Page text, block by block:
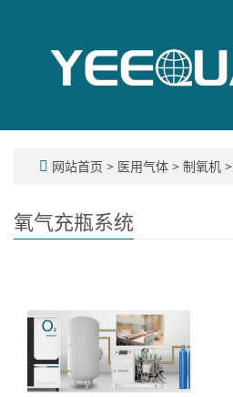
网站首页 > 医用气体 > 制氧机 >
氧气充瓶系统